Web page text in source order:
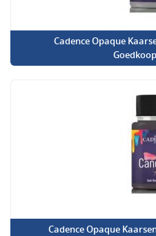
Cadence Opaque
Cadence Opaque